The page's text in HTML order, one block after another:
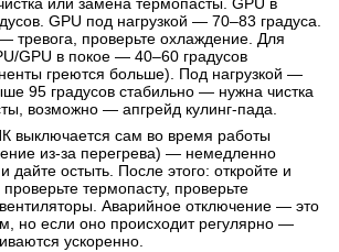
или замена термопасты. GPU в
GPU под нагрузкой — 70–83 градуса.
тревога, проверьте охлаждение. Для
GPU в покое — 40–60 градусов
греются больше). Под нагрузкой —
95 градусов стабильно — нужна чистка
возможно — апгрейд кулинг-пада.
выключается сам во время работы
из-за перегрева) — немедленно
дайте остыть. После этого: откройте и
термопасту, проверьте
Аварийное отключение — это
но если оно происходит регулярно —
ускоренно.